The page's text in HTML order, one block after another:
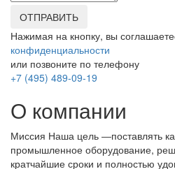
ОТПРАВИТЬ
Нажимая на кнопку, вы
конфиденциальности
или позвоните по телефону
+7 (495) 489-09-19
О компании
Миссия Наша цель ―поставлять
промышленное оборудование,
кратчайшие сроки и полностью